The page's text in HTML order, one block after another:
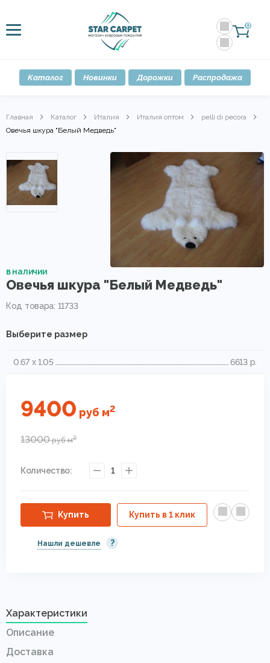
0
Каталог Новинки Дорожки Распродажа
Главная Каталог Италия Италия оптом
pelli di pecora
Овечья шкура "Белый Медведь"
в наличии
Овечья шкура "Белый Медведь"
Код товара: 11733
Выберите размер
0.67 x 1.05 6613 р.
9400 руб м2
13000рубм2
Количество: 1
Купить Купить в 1 клик
Нашли дешевле ?
Характеристики
Описание
Доставка